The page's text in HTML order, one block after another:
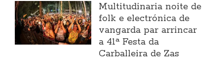
Multitudinaria noite de
folk e electrónica de
vangarda par arrincar
a 41ª Festa da
Carballeira de Zas